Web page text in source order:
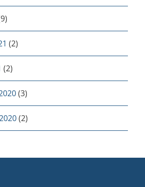
(2)
(2)
(3)
(2)